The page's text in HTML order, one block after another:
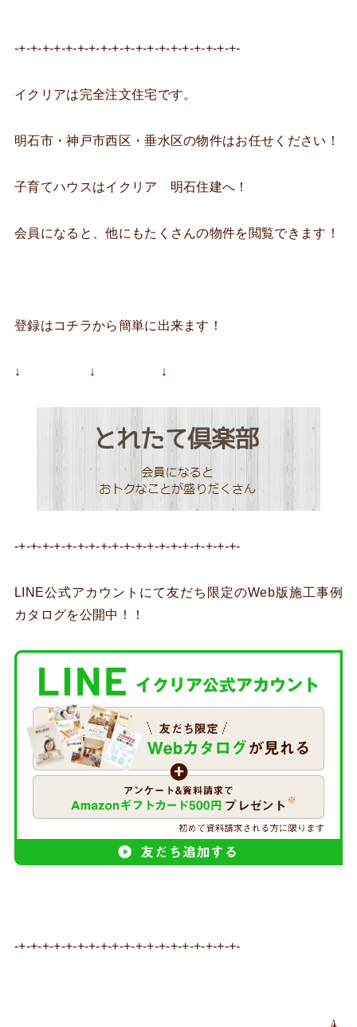
-+-+-+-+-+-+-+-+-+-+-+-+-+-+-+-+-+-+-+-
イクリアは完全注文住宅です。
明石市・神戸市西区・垂水区の物件はお任せください！
子育てハウスはイクリア 明石住建へ！
会員になると、他にもたくさんの物件を閲覧できます！
登録はコチラから簡単に出来ます！
↓ ↓ ↓
-+-+-+-+-+-+-+-+-+-+-+-+-+-+-+-+-+-+-+-
LINE公式アカウントにて友だち限定のWeb版施工事例
カタログを公開中！！
-+-+-+-+-+-+-+-+-+-+-+-+-+-+-+-+-+-+-+-